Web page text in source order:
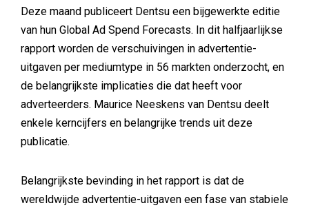
Deze maand publiceert Dentsu een bijgewerkte editie
van hun Global Ad Spend Forecasts. In dit halfjaarlijkse
rapport worden de verschuivingen in advertentie-
uitgaven per mediumtype in 56 markten onderzocht, en
de belangrijkste implicaties die dat heeft voor
adverteerders. Maurice Neeskens van Dentsu deelt
enkele kerncijfers en belangrijke trends uit deze
publicatie.
Belangrijkste bevinding in het rapport is dat de
wereldwijde advertentie-uitgaven een fase van stabiele